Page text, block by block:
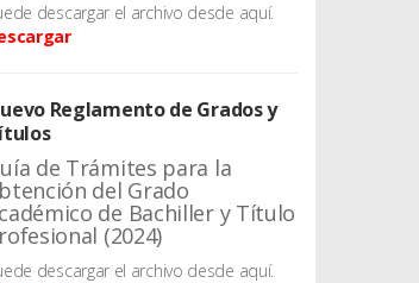
descargar el archivo desde aquí.
Reglamento de Grados y
de Trámites para la
del Grado
de Bachiller y Título
(2024)
descargar el archivo desde aquí.